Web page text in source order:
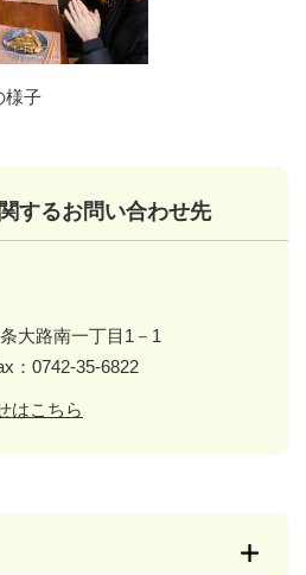
子
するお問い合わせ先
大路南一丁目1－1
：0742-35-6822
はこちら